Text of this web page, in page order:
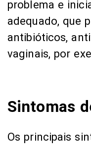
problema e
adequado, que
antibióticos,
vaginais, por
Sintomas
Os principais